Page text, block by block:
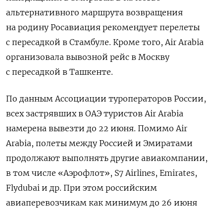
альтернативного маршрута возвращения
на родину Росавиация рекомендует перелеты
с пересадкой в Стамбуле. Кроме того, Air Arabia
организовала вывозной рейс в Москву
с пересадкой в Ташкенте.
По данным Ассоциации туроператоров России,
всех застрявших в ОАЭ туристов Air Arabia
намерена вывезти до 22 июня. Помимо Air
Arabia, полеты между Россией и Эмиратами
продолжают выполнять другие авиакомпании,
в том числе «Аэрофлот», S7 Airlines, Emirates,
Flydubai и др. При этом российским
авиаперевозчикам как минимум до 26 июня